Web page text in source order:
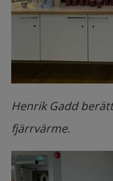
Henrik Gadd
fjärrvärme.